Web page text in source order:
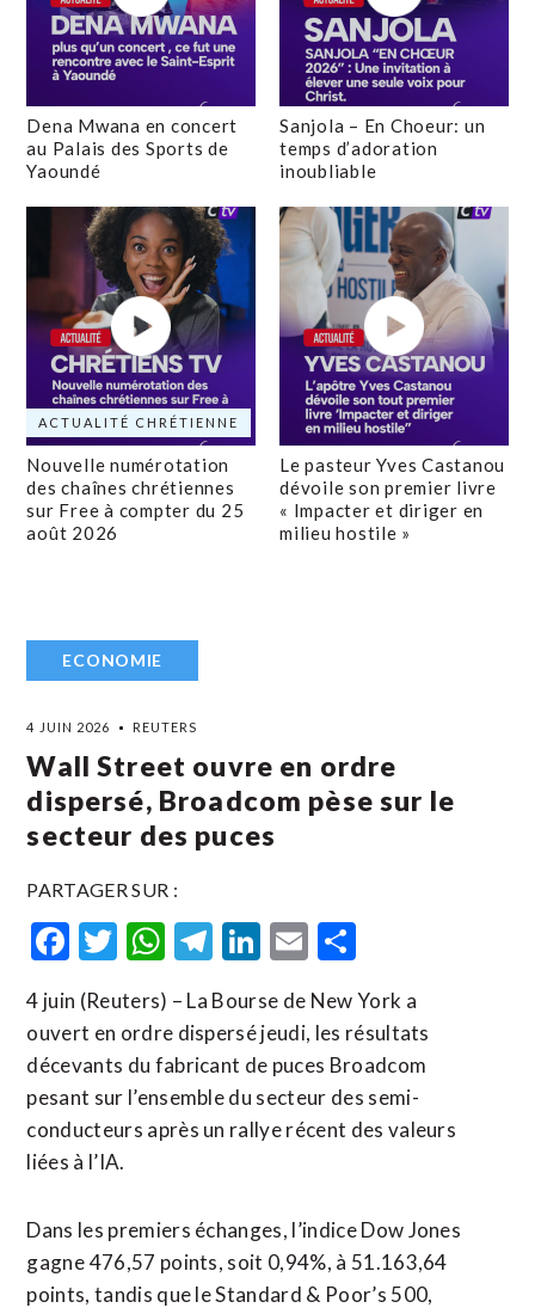
Dena Mwana en concert
au Palais des Sports de
Yaoundé
Sanjola – En Choeur: un
temps d’adoration
inoubliable
ACTUALITÉ CHRÉTIENNE
Nouvelle numérotation
des chaînes chrétiennes
sur Free à compter du 25
août 2026
Le pasteur Yves Castanou
dévoile son premier livre
« Impacter et diriger en
milieu hostile »
ECONOMIE
4 JUIN 2026 REUTERS
Wall Street ouvre en ordre
dispersé, Broadcom pèse sur le
secteur des puces
PARTAGER SUR :
Facebook
Twitter
WhatsApp
Telegram
LinkedIn
Email
4 juin (Reuters) – La Bourse de New York a
ouvert en ordre dispersé jeudi, les résultats
décevants du fabricant de puces Broadcom
pesant sur l’ensemble du secteur des semi-
conducteurs après un rallye récent des valeurs ​
liées à ‌l’IA.
Dans les premiers échanges, l’indice Dow ​Jones
gagne ⁠476,57 points, soit 0,94%, à 51.163,64
points, tandis que ‌le Standard & ‌Poor’s 500,